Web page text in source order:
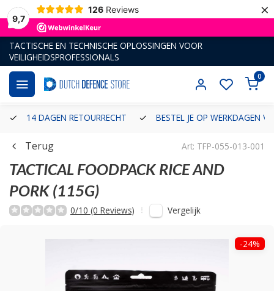
9,7
126 Reviews ×
TACTISCHE EN TECHNISCHE OPLOSSINGEN VOOR
VEILIGHEIDSPROFESSIONALS
0
14 DAGEN RETOURRECHT BESTEL JE OP WERKDAGEN
Terug Art: TFP-055-013-001
TACTICAL FOODPACK RICE AND
PORK (115G)
0/10 (0 Reviews) Vergelijk
-24%